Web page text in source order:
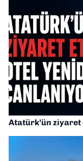
Atatürk’ün